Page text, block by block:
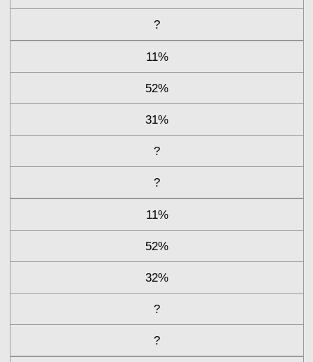
?
11%
52%
31%
?
?
11%
52%
32%
?
?